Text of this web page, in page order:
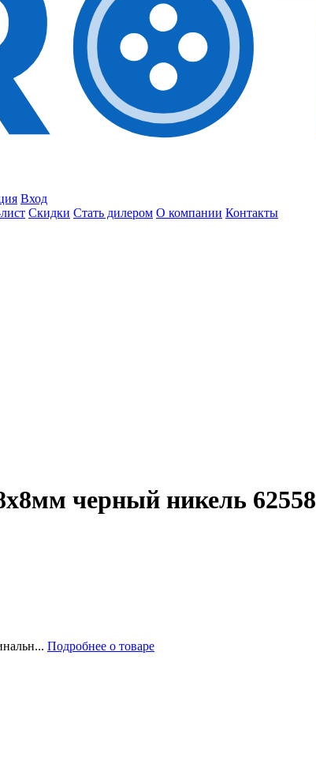
Вход
Скидки Стать дилером О компании Контакты
черный никель 62558
Подробнее о товаре